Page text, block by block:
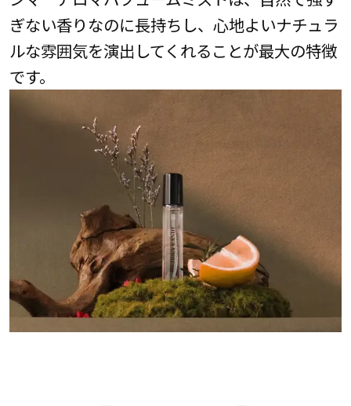
ぎない香りなのに長持ちし、心地よいナチュラ
ルな雰囲気を演出してくれることが最大の特徴
です。